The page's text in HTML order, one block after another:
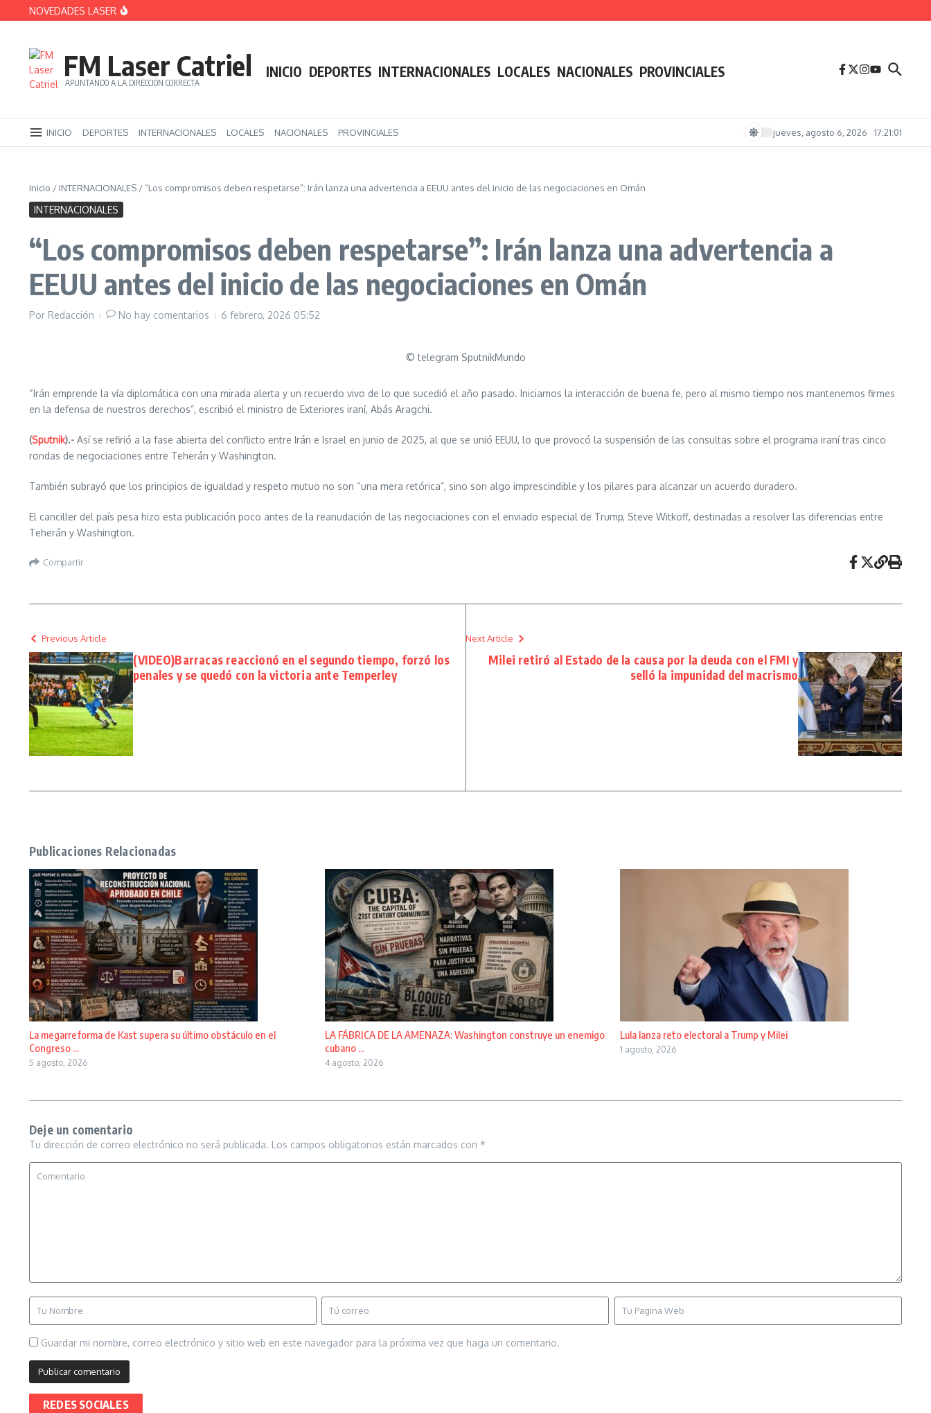
Saltar al contenido
NOVEDADES LASER
Estados Unidos admite que reforzó el intercambio de inteligencia con Ucrania para ataques de largo alcance contra Rusia
FM Laser Catriel
APUNTANDO A LA DIRECCIÓN CORRECTA
INICIO DEPORTES INTERNACIONALES LOCALES NACIONALES PROVINCIALES
INICIO DEPORTES INTERNACIONALES LOCALES NACIONALES PROVINCIALES jueves, agosto 6, 2026 17:21:01
Inicio / INTERNACIONALES / “Los compromisos deben respetarse”: Irán lanza una advertencia a EEUU antes del inicio de las negociaciones en Omán
INTERNACIONALES
“Los compromisos deben respetarse”: Irán lanza una advertencia a
EEUU antes del inicio de las negociaciones en Omán
Por Redacción No hay comentarios 6 febrero, 2026 05:52
© telegram SputnikMundo
“Irán emprende la vía diplomática con una mirada alerta y un recuerdo vivo de lo que sucedió el año pasado. Iniciamos la interacción de buena fe, pero al mismo tiempo nos mantenemos firmes
en la defensa de nuestros derechos”, escribió el ministro de Exteriores iraní, Abás Aragchi.
(Sputnik).- Así se refirió a la fase abierta del conflicto entre Irán e Israel en junio de 2025, al que se unió EEUU, lo que provocó la suspensión de las consultas sobre el programa iraní tras cinco
rondas de negociaciones entre Teherán y Washington.
También subrayó que los principios de igualdad y respeto mutuo no son “una mera retórica”, sino son algo imprescindible y los pilares para alcanzar un acuerdo duradero.
El canciller del país pesa hizo esta publicación poco antes de la reanudación de las negociaciones con el enviado especial de Trump, Steve Witkoff, destinadas a resolver las diferencias entre
Teherán y Washington.
Compartir
Previous Article
(VIDEO)Barracas reaccionó en el segundo tiempo, forzó los
penales y se quedó con la victoria ante Temperley
Next Article
Milei retiró al Estado de la causa por la deuda con el FMI y
selló la impunidad del macrismo
Publicaciones Relacionadas
La megarreforma de Kast supera su último obstáculo en el
Congreso ...
5 agosto, 2026
LA FÁBRICA DE LA AMENAZA: Washington construye un enemigo
cubano ...
4 agosto, 2026
Lula lanza reto electoral a Trump y Milei
1 agosto, 2026
Deje un comentario
Tu dirección de correo electrónico no será publicada. Los campos obligatorios están marcados con *
Guardar mi nombre, correo electrónico y sitio web en este navegador para la próxima vez que haga un comentario.
REDES SOCIALES